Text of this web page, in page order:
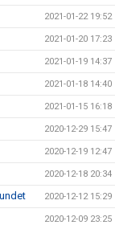
2021-01-22 19:52
2021-01-20 17:23
2021-01-19 14:37
2021-01-18 14:40
2021-01-15 16:18
2020-12-29 15:47
2020-12-19 12:47
2020-12-18 20:34
2020-12-12 15:29
2020-12-09 23:25